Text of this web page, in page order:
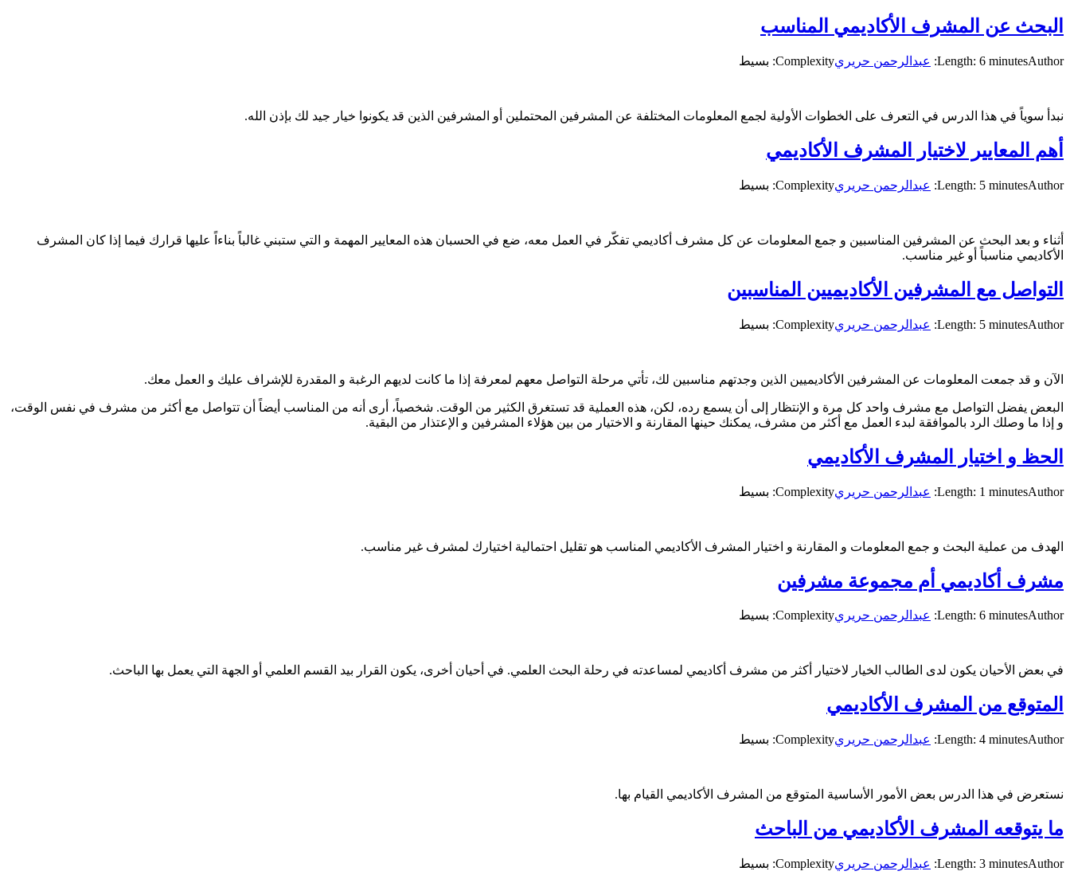
البحث عن المشرف الأكاديمي المناسب
Length: 6 minutesAuthor: عبدالرحمن حريريComplexity: بسيط
نبدأ سوياً في هذا الدرس في التعرف على الخطوات الأولية لجمع المعلومات المختلفة عن المشرفين المحتملين أو المشرفين الذين قد يكونوا خيار جيد لك بإذن الله.
أهم المعايير لاختيار المشرف الأكاديمي
Length: 5 minutesAuthor: عبدالرحمن حريريComplexity: بسيط
أثناء و بعد البحث عن المشرفين المناسبين و جمع المعلومات عن كل مشرف أكاديمي تفكّر في العمل معه، ضع في الحسبان هذه المعايير المهمة و التي ستبني غالباً بناءاً عليها قرارك فيما إذا كان المشرف
الأكاديمي مناسباً أو غير مناسب.
التواصل مع المشرفين الأكاديميين المناسبين
Length: 5 minutesAuthor: عبدالرحمن حريريComplexity: بسيط
الآن و قد جمعت المعلومات عن المشرفين الأكاديميين الذين وجدتهم مناسبين لك، تأتي مرحلة التواصل معهم لمعرفة إذا ما كانت لديهم الرغبة و المقدرة للإشراف عليك و العمل معك.
البعض يفضل التواصل مع مشرف واحد كل مرة و الإنتظار إلى أن يسمع رده، لكن، هذه العملية قد تستغرق الكثير من الوقت. شخصياً، أرى أنه من المناسب أيضاً أن تتواصل مع أكثر من مشرف في نفس الوقت،
و إذا ما وصلك الرد بالموافقة لبدء العمل مع أكثر من مشرف، يمكنك حينها المقارنة و الاختيار من بين هؤلاء المشرفين و الإعتذار من البقية.
الحظ و اختيار المشرف الأكاديمي
Length: 1 minutesAuthor: عبدالرحمن حريريComplexity: بسيط
الهدف من عملية البحث و جمع المعلومات و المقارنة و اختيار المشرف الأكاديمي المناسب هو تقليل احتمالية اختيارك لمشرف غير مناسب.
مشرف أكاديمي أم مجموعة مشرفين
Length: 6 minutesAuthor: عبدالرحمن حريريComplexity: بسيط
في بعض الأحيان يكون لدى الطالب الخيار لاختيار أكثر من مشرف أكاديمي لمساعدته في رحلة البحث العلمي. في أحيان أخرى، يكون القرار بيد القسم العلمي أو الجهة التي يعمل بها الباحث.
المتوقع من المشرف الأكاديمي
Length: 4 minutesAuthor: عبدالرحمن حريريComplexity: بسيط
نستعرض في هذا الدرس بعض الأمور الأساسية المتوقع من المشرف الأكاديمي القيام بها.
ما يتوقعه المشرف الأكاديمي من الباحث
Length: 3 minutesAuthor: عبدالرحمن حريريComplexity: بسيط